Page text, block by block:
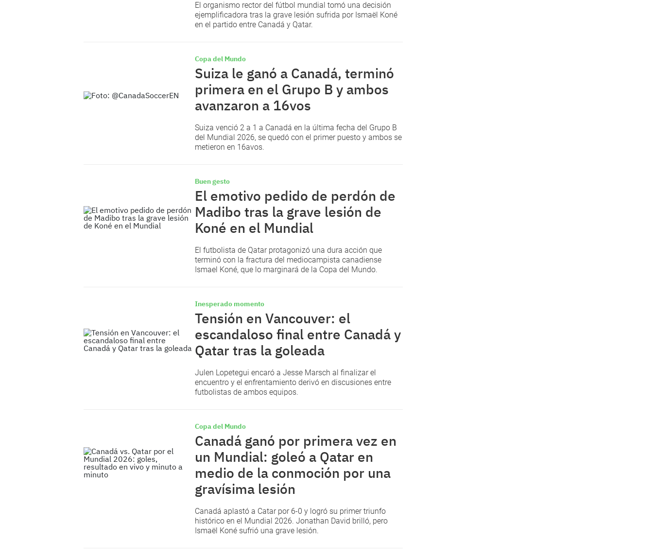
El organismo rector del fútbol mundial tomó una decisión
ejemplificadora tras la grave lesión sufrida por Ismaël Koné
en el partido entre Canadá y Qatar.
Copa del Mundo
Suiza le ganó a Canadá, terminó
primera en el Grupo B y ambos
avanzaron a 16vos
Suiza venció 2 a 1 a Canadá en la última fecha del Grupo B
del Mundial 2026, se quedó con el primer puesto y ambos se
metieron en 16avos.
Buen gesto
El emotivo pedido de perdón de
Madibo tras la grave lesión de
Koné en el Mundial
El futbolista de Qatar protagonizó una dura acción que
terminó con la fractura del mediocampista canadiense
Ismael Koné, que lo marginará de la Copa del Mundo.
Inesperado momento
Tensión en Vancouver: el
escandaloso final entre Canadá y
Qatar tras la goleada
Julen Lopetegui encaró a Jesse Marsch al finalizar el
encuentro y el enfrentamiento derivó en discusiones entre
futbolistas de ambos equipos.
Copa del Mundo
Canadá ganó por primera vez en
un Mundial: goleó a Qatar en
medio de la conmoción por una
gravísima lesión
Canadá aplastó a Catar por 6-0 y logró su primer triunfo
histórico en el Mundial 2026. Jonathan David brilló, pero
Ismaël Koné sufrió una grave lesión.